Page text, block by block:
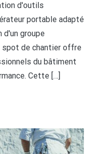
d'outils
portable adapté
d'un groupe
spot de chantier offre
du bâtiment
Cette […]